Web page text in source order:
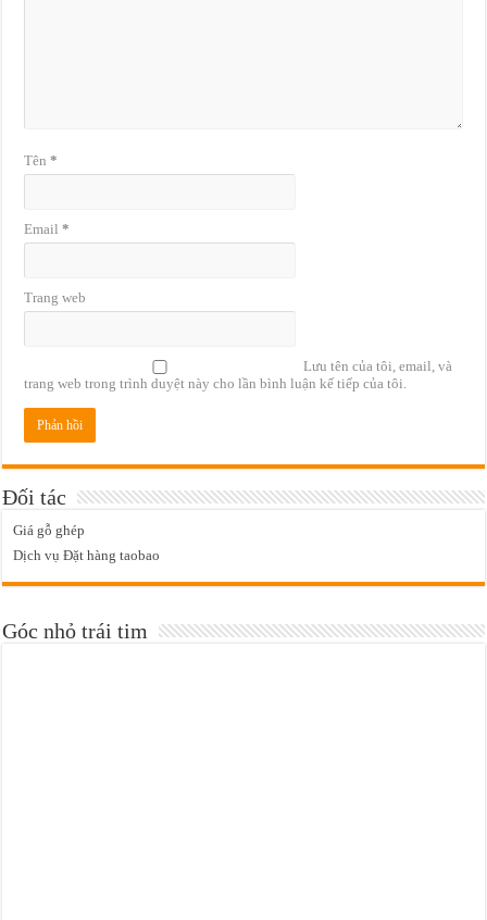
Tên*
Email*
Trang web
Lưu tên của tôi, email, và
trang web trong trình duyệt này cho lần bình luận kế tiếp của tôi.
Đối tác
Giá gỗ ghép
Dịch vụ Đặt hàng taobao
Góc nhỏ trái tim